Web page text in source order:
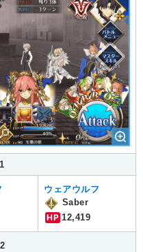
ウェアウルフ
Saber
HP 12,419